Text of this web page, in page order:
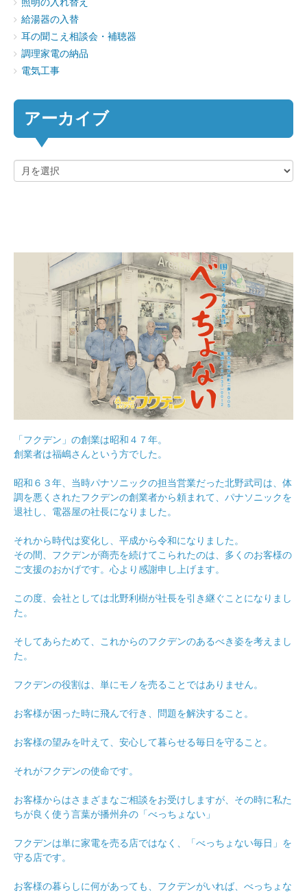
照明の入れ替え
給湯器の入替
耳の聞こえ相談会・補聴器
調理家電の納品
電気工事
アーカイブ
「フクデン」の創業は昭和４７年。
創業者は福嶋さんという方でした。
昭和６３年、当時パナソニックの担当営業だった北野武司は、体
調を悪くされたフクデンの創業者から頼まれて、パナソニックを
退社し、電器屋の社長になりました。
それから時代は変化し、平成から令和になりました。
その間、フクデンが商売を続けてこられたのは、多くのお客様の
ご支援のおかげです。心より感謝申し上げます。
この度、会社としては北野利樹が社長を引き継ぐことになりまし
た。
そしてあらためて、これからのフクデンのあるべき姿を考えまし
た。
フクデンの役割は、単にモノを売ることではありません。
お客様が困った時に飛んで行き、問題を解決すること。
お客様の望みを叶えて、安心して暮らせる毎日を守ること。
それがフクデンの使命です。
お客様からはさまざまなご相談をお受けしますが、その時に私た
ちが良く使う言葉が播州弁の「べっちょない」
フクデンは単に家電を売る店ではなく、「べっちょない毎日」を
守る店です。
お客様の暮らしに何があっても、フクデンがいれば、べっちょな